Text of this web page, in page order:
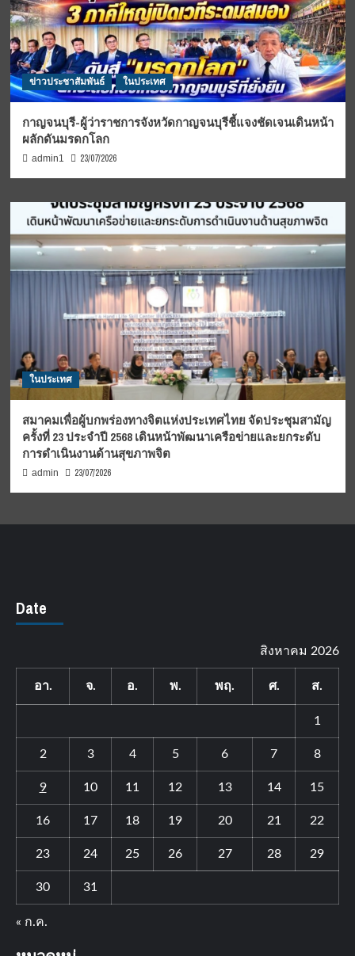
ข่าวประชาสัมพันธ์ ในประเทศ
กาญจนบุรี-ผู้ว่าราชการจังหวัดกาญจนบุรีชี้แจงชัดเจนเดินหน้า
ผลักดันมรดกโลก
admin1 23/07/2026
ในประเทศ
สมาคมเพื่อผู้บกพร่องทางจิตแห่งประเทศไทย จัดประชุมสามัญ
ครั้งที่ 23 ประจำปี 2568 เดินหน้าพัฒนาเครือข่ายและยกระดับ
การดำเนินงานด้านสุขภาพจิต
admin 23/07/2026
Date
สิงหาคม 2026
อา. จ. อ. พ. พฤ. ศ. ส.
1
2 3 4 5 6 7 8
9 10 11 12 13 14 15
16 17 18 19 20 21 22
23 24 25 26 27 28 29
30 31
« ก.ค.